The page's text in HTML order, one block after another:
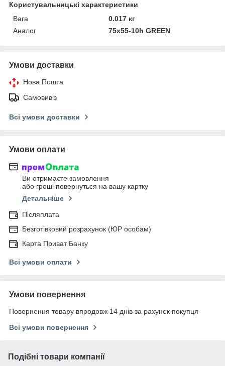
Користувальницькі характеристики
Вага
0.017 кг
Аналог
75х55-10h GREEN
Умови доставки
Нова Пошта
Самовивіз
Всі умови доставки
Умови оплати
Ви отримаєте замовлення
або гроші повернуться на вашу картку
Детальніше
Післяплата
Безготівковий розрахунок (ЮР особам)
Карта Приват Банку
Всі умови оплати
Умови повернення
Повернення товару впродовж 14 днів за рахунок покупця
Всі умови повернення
Подібні товари компанії